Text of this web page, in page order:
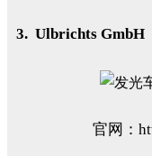
3. Ulbrichts GmbH
官网：